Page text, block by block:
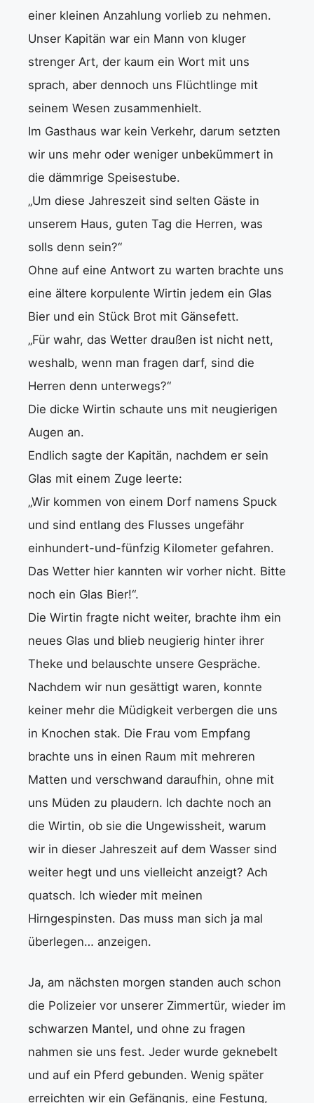
einer kleinen Anzahlung vorlieb zu nehmen.
Unser Kapitän war ein Mann von kluger
strenger Art, der kaum ein Wort mit uns
sprach, aber dennoch uns Flüchtlinge mit
seinem Wesen zusammenhielt.
Im Gasthaus war kein Verkehr, darum setzten
wir uns mehr oder weniger unbekümmert in
die dämmrige Speisestube.
„Um diese Jahreszeit sind selten Gäste in
unserem Haus, guten Tag die Herren, was
solls denn sein?“
Ohne auf eine Antwort zu warten brachte uns
eine ältere korpulente Wirtin jedem ein Glas
Bier und ein Stück Brot mit Gänsefett.
„Für wahr, das Wetter draußen ist nicht nett,
weshalb, wenn man fragen darf, sind die
Herren denn unterwegs?“
Die dicke Wirtin schaute uns mit neugierigen
Augen an.
Endlich sagte der Kapitän, nachdem er sein
Glas mit einem Zuge leerte:
„Wir kommen von einem Dorf namens Spuck
und sind entlang des Flusses ungefähr
einhundert-und-fünfzig Kilometer gefahren.
Das Wetter hier kannten wir vorher nicht. Bitte
noch ein Glas Bier!“.
Die Wirtin fragte nicht weiter, brachte ihm ein
neues Glas und blieb neugierig hinter ihrer
Theke und belauschte unsere Gespräche.
Nachdem wir nun gesättigt waren, konnte
keiner mehr die Müdigkeit verbergen die uns
in Knochen stak. Die Frau vom Empfang
brachte uns in einen Raum mit mehreren
Matten und verschwand daraufhin, ohne mit
uns Müden zu plaudern. Ich dachte noch an
die Wirtin, ob sie die Ungewissheit, warum
wir in dieser Jahreszeit auf dem Wasser sind
weiter hegt und uns vielleicht anzeigt? Ach
quatsch. Ich wieder mit meinen
Hirngespinsten. Das muss man sich ja mal
überlegen… anzeigen.
Ja, am nächsten morgen standen auch schon
die Polizeier vor unserer Zimmertür, wieder im
schwarzen Mantel, und ohne zu fragen
nahmen sie uns fest. Jeder wurde geknebelt
und auf ein Pferd gebunden. Wenig später
erreichten wir ein Gefängnis, eine Festung,